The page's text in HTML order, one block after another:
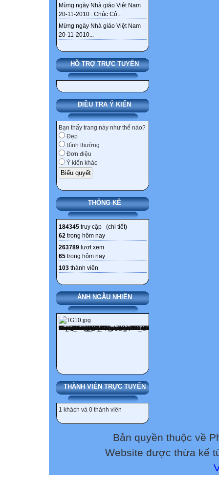
Mừng ngày Nhà giáo Việt Nam
20-11-2010 . Chúc Cô...
Mừng ngày Nhà giáo Việt Nam
20-11-2010...
HỖ TRỢ TRỰC TUYẾN
ĐIỀU TRA Ý KIẾN
Bạn thấy trang này như thế nào?
Đẹp
Bình thường
Đơn điệu
Ý kiến khác
THỐNG KÊ
184345 truy cập (chi tiết)
62 trong hôm nay
263789 lượt xem
65 trong hôm nay
103 thành viên
ẢNH NGẪU NHIÊN
THÀNH VIÊN TRỰC TUYẾN
1 khách và 0 thành viên
02
Tìm hiểu
Bản quyền thuộc về
Website được thừa kế